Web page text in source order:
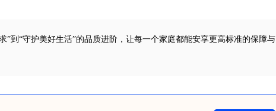
”到“守护美好生活”的品质进阶，让每一个家庭都能安享更高标准的保障与